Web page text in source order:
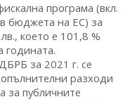
програма (вкл.
бюджета на ЕС) за
което е 101,8 %
годината.
за 2021 г. се
разходи
за публичните